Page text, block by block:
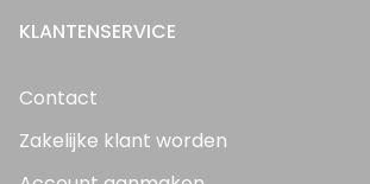
KLANTENSERVICE
Contact
Zakelijke klant worden